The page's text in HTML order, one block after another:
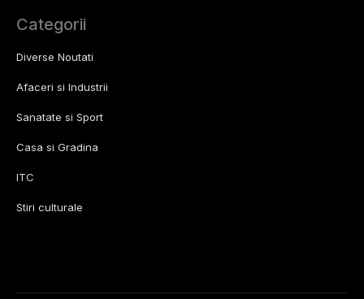
Categorii
Diverse Noutati
Afaceri si Industrii
Sanatate si Sport
Casa si Gradina
ITC
Stiri culturale